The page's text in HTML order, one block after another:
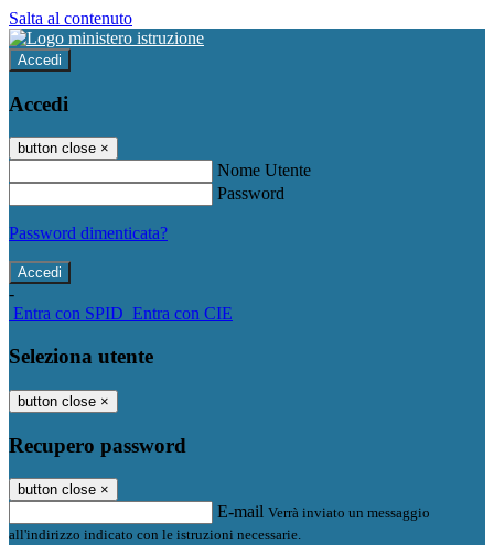
Salta al contenuto
Accedi
Accedi
button close ×
Nome Utente
Password
Password dimenticata?
-
Entra con SPID Entra con CIE
Seleziona utente
button close ×
Recupero password
button close ×
E-mail Verrà inviato un messaggio
all'indirizzo indicato con le istruzioni necessarie.